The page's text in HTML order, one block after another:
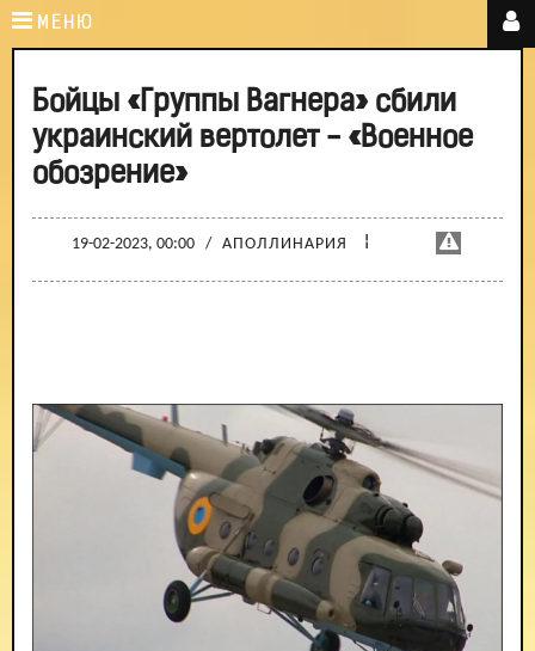
МЕНЮ
Бойцы «Группы Вагнера» сбили
украинский вертолет - «Военное
обозрение»
19-02-2023, 00:00 / АПОЛЛИНАРИЯ ¦